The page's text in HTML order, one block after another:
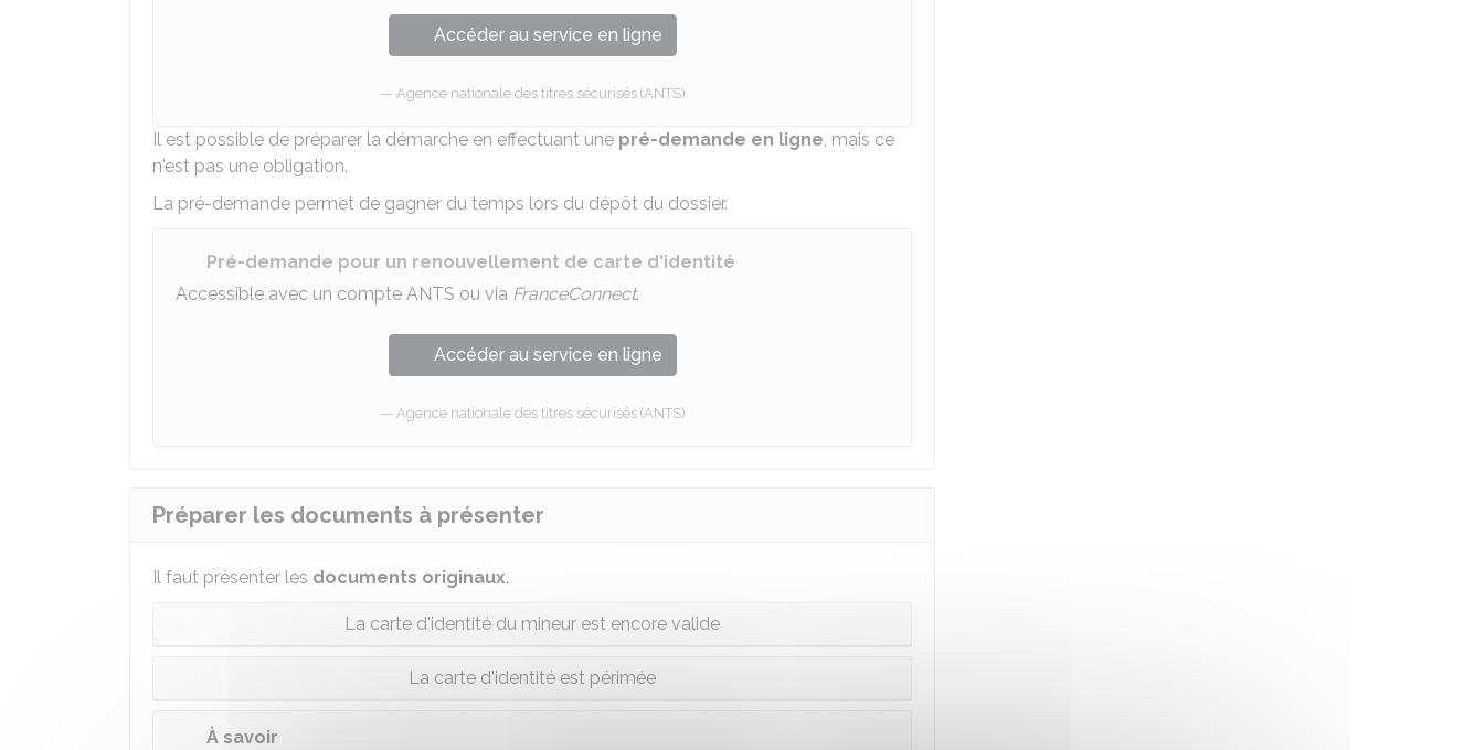
Accéder au service en ligne
Agence nationale des titres sécurisés (ANTS)
Il est possible de préparer la démarche en effectuant une pré-demande en ligne, mais ce
n'est pas une obligation.
La pré-demande permet de gagner du temps lors du dépôt du dossier.
Pré-demande pour un renouvellement de carte d'identité
Accessible avec un compte ANTS ou via FranceConnect.
Accéder au service en ligne
Agence nationale des titres sécurisés (ANTS)
Préparer les documents à présenter
Il faut présenter les documents originaux.
La carte d'identité du mineur est encore valide
La carte d'identité est périmée
À savoir